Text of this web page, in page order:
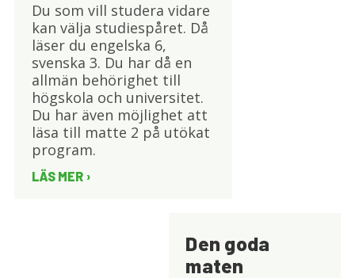
Du som vill studera vidare
kan välja studiespåret. Då
läser du engelska 6,
svenska 3. Du har då en
allmän behörighet till
högskola och universitet.
Du har även möjlighet att
läsa till matte 2 på utökat
program.
LÄS MER
Den goda
maten